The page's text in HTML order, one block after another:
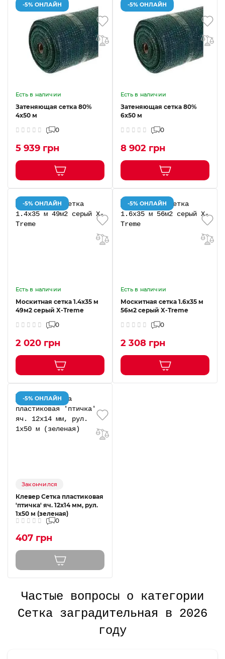
-5% ОНЛАЙН
Есть в наличии
Затеняющая сетка 80%
4x50 м
0
5 939 грн
-5% ОНЛАЙН
Есть в наличии
Затеняющая сетка 80%
6x50 м
0
8 902 грн
-5% ОНЛАЙН
Есть в наличии
Москитная сетка 1.4х35 м
49м2 серый X-Treme
0
2 020 грн
-5% ОНЛАЙН
Есть в наличии
Москитная сетка 1.6х35 м
56м2 серый X-Treme
0
2 308 грн
-5% ОНЛАЙН
Закончился
Клевер Сетка пластиковая
'птичка' яч. 12х14 мм, рул.
1х50 м (зеленая)
0
407 грн
Частые вопросы о категории
Сетка заградительная в 2026
году